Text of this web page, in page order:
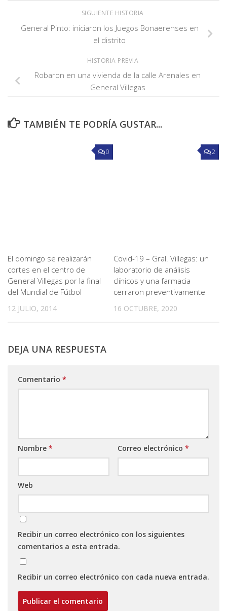
SIGUIENTE HISTORIA
General Pinto: iniciaron los Juegos Bonaerenses en
el distrito
HISTORIA PREVIA
Robaron en una vivienda de la calle Arenales en
General Villegas
TAMBIÉN TE PODRÍA GUSTAR...
0
El domingo se realizarán
cortes en el centro de
General Villegas por la final
del Mundial de Fútbol
12 JULIO, 2014
2
Covid-19 – Gral. Villegas: un
laboratorio de análisis
clínicos y una farmacia
cerraron preventivamente
16 OCTUBRE, 2020
DEJA UNA RESPUESTA
Comentario *
Nombre * Correo electrónico *
Web
Recibir un correo electrónico con los siguientes
comentarios a esta entrada.
Recibir un correo electrónico con cada nueva entrada.